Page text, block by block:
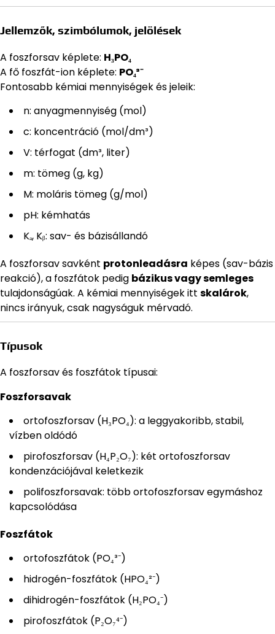
Jellemzők, szimbólumok, jelölések
A foszforsav képlete: H₃PO₄
A fő foszfát-ion képlete: PO₄³⁻
Fontosabb kémiai mennyiségek és jeleik:
n: anyagmennyiség (mol)
c: koncentráció (mol/dm³)
V: térfogat (dm³, liter)
m: tömeg (g, kg)
M: moláris tömeg (g/mol)
pH: kémhatás
Kₐ, Kᵦ: sav- és bázisállandó
A foszforsav savként protonleadásra képes (sav-bázis
reakció), a foszfátok pedig bázikus vagy semleges
tulajdonságúak. A kémiai mennyiségek itt skalárok,
nincs irányuk, csak nagyságuk mérvadó.
Típusok
A foszforsav és foszfátok típusai:
Foszforsavak
ortofoszforsav (H₃PO₄): a leggyakoribb, stabil,
vízben oldódó
pirofoszforsav (H₄P₂O₇): két ortofoszforsav
kondenzációjával keletkezik
polifoszforsavak: több ortofoszforsav egymáshoz
kapcsolódása
Foszfátok
ortofoszfátok (PO₄³⁻)
hidrogén-foszfátok (HPO₄²⁻)
dihidrogén-foszfátok (H₂PO₄⁻)
pirofoszfátok (P₂O₇⁴⁻)